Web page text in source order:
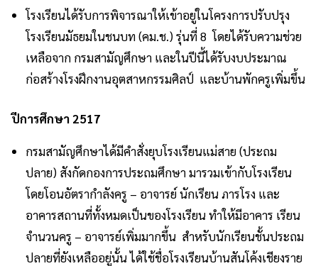
โรงเรียนได้รับการพิจารณาให้เข้าอยู่ในโครงการปรับปรุง
โรงเรียนมัธยมในชนบท (คม.ช.) รุ่นที่ 8 โดยได้รับความช่วย
เหลือจาก กรมสามัญศึกษา และในปีนี้ได้รับงบประมาณ
ก่อสร้างโรงฝึกงานอุตสาหกรรมศิลป์ และบ้านพักครูเพิ่มขึ้น
ปีการศึกษา 2517
กรมสามัญศึกษาได้มีคำสั่งยุบโรงเรียนแม่สาย (ประถม
ปลาย) สังกัดกองการประถมศึกษา มารวมเข้ากับโรงเรียน
โดยโอนอัตรากำลังครู – อาจารย์ นักเรียน ภารโรง และ
อาคารสถานที่ทั้งหมดเป็นของโรงเรียน ทำให้มีอาคาร เรียน
จำนวนครู – อาจารย์เพิ่มมากขึ้น สำหรับนักเรียนชั้นประถม
ปลายที่ยังเหลืออยู่นั้น ได้ใช้ชื่อโรงเรียนบ้านสันโค้งเชียงราย